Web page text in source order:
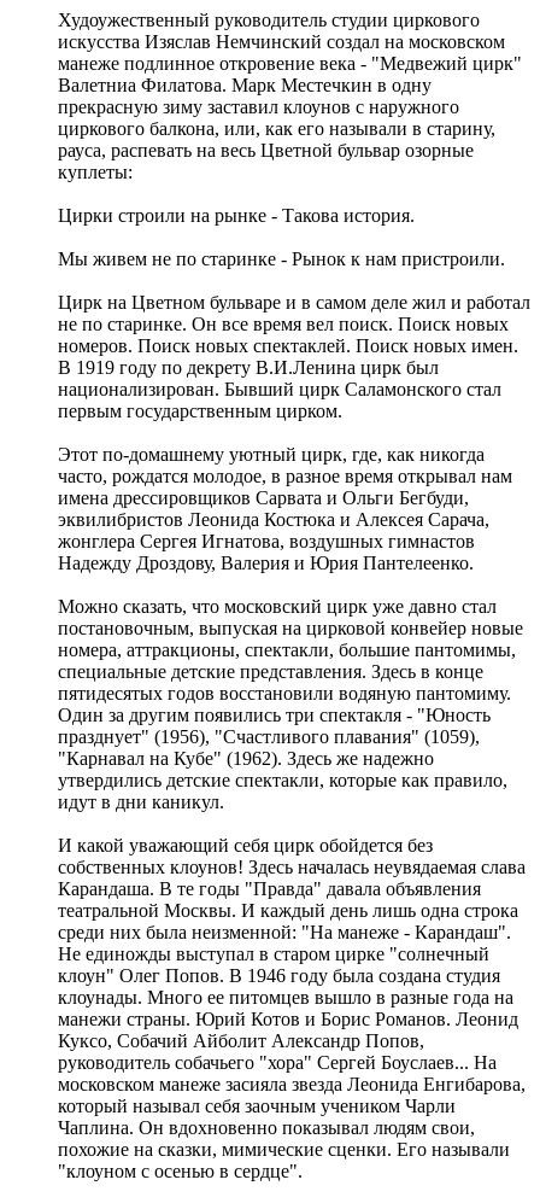
Худоужественный руководитель студии циркового
искусства Изяслав Немчинский создал на московском
манеже подлинное откровение века - "Медвежий цирк"
Валетниа Филатова. Марк Местечкин в одну
прекрасную зиму заставил клоунов с наружного
циркового балкона, или, как его называли в старину,
рауса, распевать на весь Цветной бульвар озорные
куплеты:
Цирки строили на рынке - Такова история.
Мы живем не по старинке - Рынок к нам пристроили.
Цирк на Цветном бульваре и в самом деле жил и работал
не по старинке. Он все время вел поиск. Поиск новых
номеров. Поиск новых спектаклей. Поиск новых имен.
В 1919 году по декрету В.И.Ленина цирк был
национализирован. Бывший цирк Саламонского стал
первым государственным цирком.
Этот по-домашнему уютный цирк, где, как никогда
часто, рождатся молодое, в разное время открывал нам
имена дрессировщиков Сарвата и Ольги Бегбуди,
эквилибристов Леонида Костюка и Алексея Сарача,
жонглера Сергея Игнатова, воздушных гимнастов
Надежду Дроздову, Валерия и Юрия Пантелеенко.
Можно сказать, что московский цирк уже давно стал
постановочным, выпуская на цирковой конвейер новые
номера, аттракционы, спектакли, большие пантомимы,
специальные детские представления. Здесь в конце
пятидесятых годов восстановили водяную пантомиму.
Один за другим появились три спектакля - "Юность
празднует" (1956), "Счастливого плавания" (1059),
"Карнавал на Кубе" (1962). Здесь же надежно
утвердились детские спектакли, которые как правило,
идут в дни каникул.
И какой уважающий себя цирк обойдется без
собственных клоунов! Здесь началась неувядаемая слава
Карандаша. В те годы "Правда" давала объявления
театральной Москвы. И каждый день лишь одна строка
среди них была неизменной: "На манеже - Карандаш".
Не единожды выступал в старом цирке "солнечный
клоун" Олег Попов. В 1946 году была создана студия
клоунады. Много ее питомцев вышло в разные года на
манежи страны. Юрий Котов и Борис Романов. Леонид
Куксо, Собачий Айболит Александр Попов,
руководитель собачьего "хора" Сергей Боуслаев... На
московском манеже засияла звезда Леонида Енгибарова,
который называл себя заочным учеником Чарли
Чаплина. Он вдохновенно показывал людям свои,
похожие на сказки, мимические сценки. Его называли
"клоуном с осенью в сердце".